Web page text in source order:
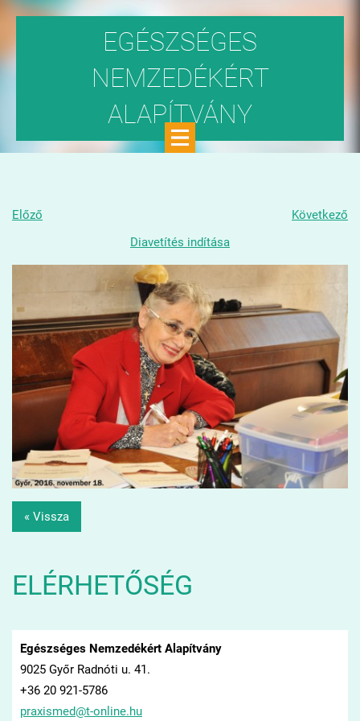
EGÉSZSÉGES
NEMZEDÉKÉRT
ALAPÍTVÁNY
Előző
Következő
Diavetítés indítása
« Vissza
ELÉRHETŐSÉG
Egészséges Nemzedékért Alapítvány
9025 Győr Radnóti u. 41.
+36 20 921-5786
praxismed@t-online.hu